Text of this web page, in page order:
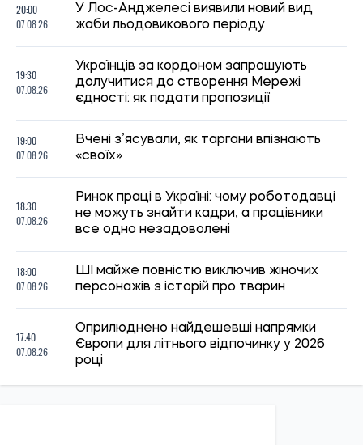
18:00
07.08.26
ШІ майже повністю виключив жіночих
персонажів з історій про тварин
17:40
07.08.26
Оприлюднено найдешевші напрямки
Європи для літнього відпочинку у 2026
році